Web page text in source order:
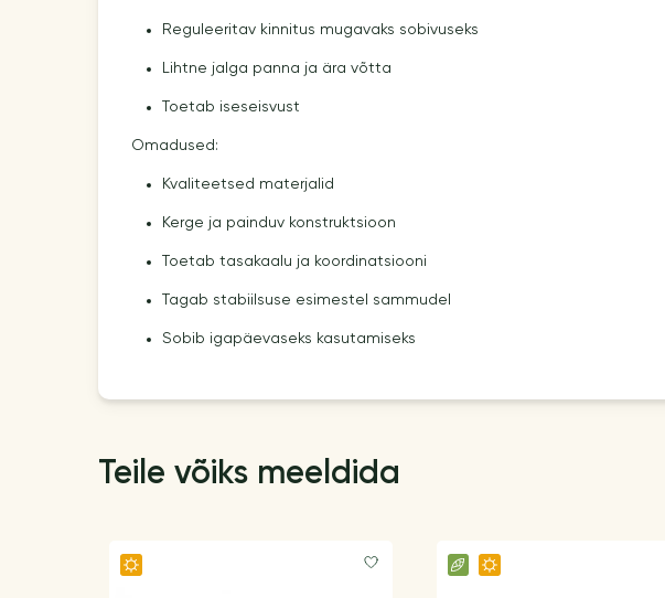
Reguleeritav kinnitus mugavaks sobivuseks
Lihtne jalga panna ja ära võtta
Toetab iseseisvust
Omadused:
Kvaliteetsed materjalid
Kerge ja painduv konstruktsioon
Toetab tasakaalu ja koordinatsiooni
Tagab stabiilsuse esimestel sammudel
Sobib igapäevaseks kasutamiseks
Teile võiks meeldida